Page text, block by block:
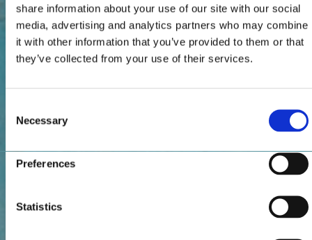
share information about your use of our site with our social
media, advertising and analytics partners who may combine
it with other information that you’ve provided to them or that
they’ve collected from your use of their services.
Selection
Necessary
Preferences
Statistics